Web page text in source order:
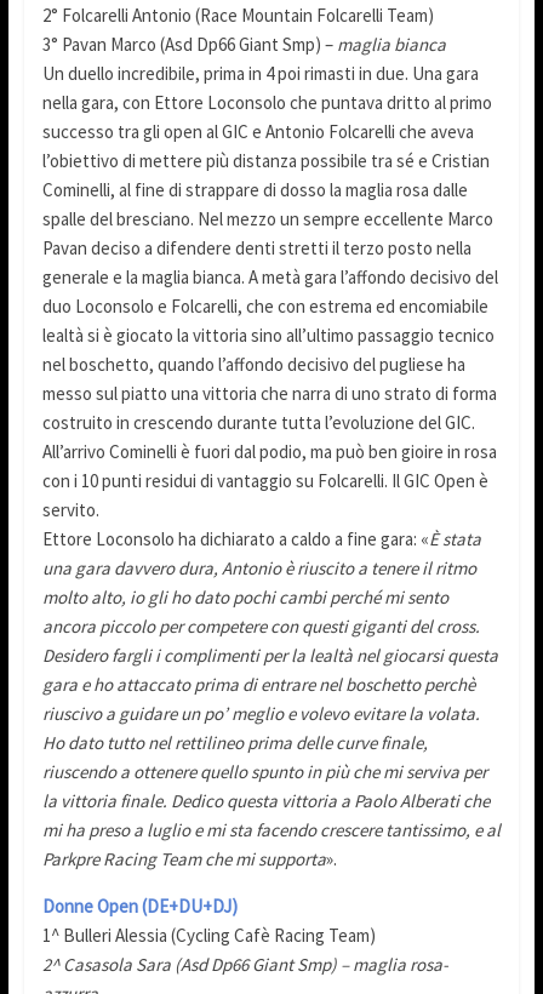
2° Folcarelli Antonio (Race Mountain Folcarelli Team)
3° Pavan Marco (Asd Dp66 Giant Smp) – maglia bianca
Un duello incredibile, prima in 4 poi rimasti in due. Una gara
nella gara, con Ettore Loconsolo che puntava dritto al primo
successo tra gli open al GIC e Antonio Folcarelli che aveva
l’obiettivo di mettere più distanza possibile tra sé e Cristian
Cominelli, al fine di strappare di dosso la maglia rosa dalle
spalle del bresciano. Nel mezzo un sempre eccellente Marco
Pavan deciso a difendere denti stretti il terzo posto nella
generale e la maglia bianca. A metà gara l’affondo decisivo del
duo Loconsolo e Folcarelli, che con estrema ed encomiabile
lealtà si è giocato la vittoria sino all’ultimo passaggio tecnico
nel boschetto, quando l’affondo decisivo del pugliese ha
messo sul piatto una vittoria che narra di uno strato di forma
costruito in crescendo durante tutta l’evoluzione del GIC.
All’arrivo Cominelli è fuori dal podio, ma può ben gioire in rosa
con i 10 punti residui di vantaggio su Folcarelli. Il GIC Open è
servito.
Ettore Loconsolo ha dichiarato a caldo a fine gara: «È stata
una gara davvero dura, Antonio è riuscito a tenere il ritmo
molto alto, io gli ho dato pochi cambi perché mi sento
ancora piccolo per competere con questi giganti del cross.
Desidero fargli i complimenti per la lealtà nel giocarsi questa
gara e ho attaccato prima di entrare nel boschetto perchè
riuscivo a guidare un po’ meglio e volevo evitare la volata.
Ho dato tutto nel rettilineo prima delle curve finale,
riuscendo a ottenere quello spunto in più che mi serviva per
la vittoria finale. Dedico questa vittoria a Paolo Alberati che
mi ha preso a luglio e mi sta facendo crescere tantissimo, e al
Parkpre Racing Team che mi supporta».
Donne Open (DE+DU+DJ)
1^ Bulleri Alessia (Cycling Cafè Racing Team)
2^ Casasola Sara (Asd Dp66 Giant Smp) – maglia rosa-